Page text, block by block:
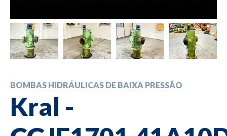
BOMBAS HIDRÁULICAS DE BAIXA PRESSÃO
Kral -